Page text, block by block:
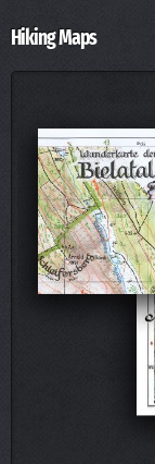
Hiking Maps